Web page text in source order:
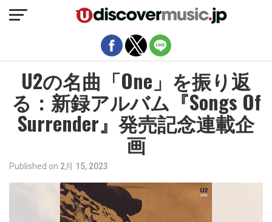
U2の名曲「One」を振り返
る：新録アルバム『Songs Of
Surrender』発売記念連載企
画
Published on 2月 15, 2023
モバイルバージョンを終了